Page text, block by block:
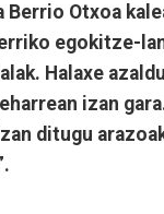
Otxoa
egokitze-
Halaxe
izan
ditugu